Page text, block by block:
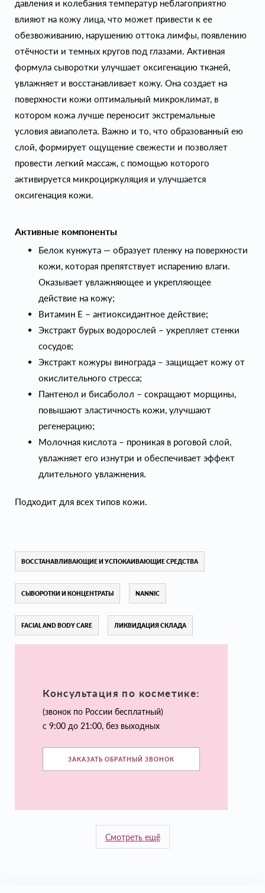
давления и колебания температур неблагоприятно
влияют на кожу лица, что может привести к ее
обезвоживанию, нарушению оттока лимфы, появлению
отёчности и темных кругов под глазами. Активная
формула сыворотки улучшает оксигенацию тканей,
увлажняет и восстанавливает кожу. Она создает на
поверхности кожи оптимальный микроклимат, в
котором кожа лучше переносит экстремальные
условия авиаполета. Важно и то, что образованный ею
слой, формирует ощущение свежести и позволяет
провести легкий массаж, с помощью которого
активируется микроциркуляция и улучшается
оксигенация кожи.
Активные компоненты
Белок кунжута — образует пленку на поверхности
кожи, которая препятствует испарению влаги.
Оказывает увлажняющее и укрепляющее
действие на кожу;
Витамин Е – антиоксидантное действие;
Экстракт бурых водорослей – укрепляет стенки
сосудов;
Экстракт кожуры винограда – защищает кожу от
окислительного стресса;
Пантенол и бисаболол – сокращают морщины,
повышают эластичность кожи, улучшают
регенерацию;
Молочная кислота – проникая в роговой слой,
увлажняет его изнутри и обеспечивает эффект
длительного увлажнения.
Подходит для всех типов кожи.
ВОССТАНАВЛИВАЮЩИЕ И УСПОКАИВАЮЩИЕ СРЕДСТВА
СЫВОРОТКИ И КОНЦЕНТРАТЫ NANNIC
FACIAL AND BODY CARE ЛИКВИДАЦИЯ СКЛАДА
Консультация по косметике:
(звонок по России бесплатный)
с 9:00 до 21:00, без выходных
ЗАКАЗАТЬ ОБРАТНЫЙ ЗВОНОК
Смотреть ещё